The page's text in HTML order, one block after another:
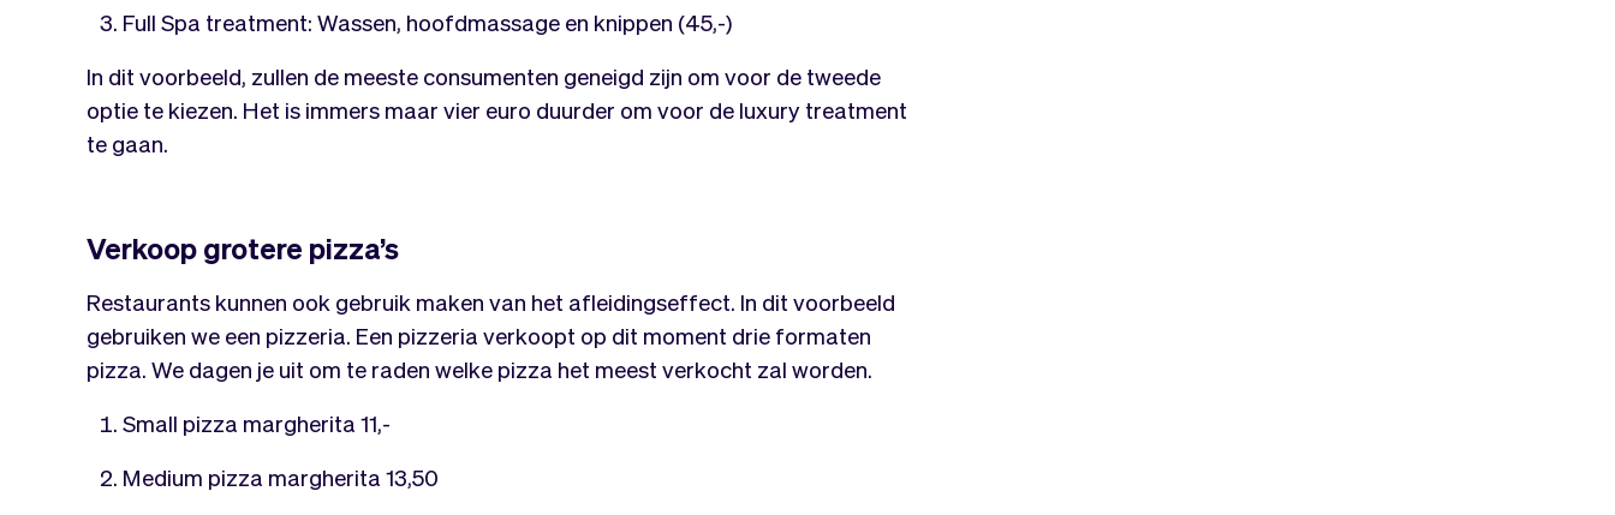
Full Spa treatment: Wassen, hoofdmassage en knippen (45,-)
In dit voorbeeld, zullen de meeste consumenten geneigd zijn om voor de tweede
optie te kiezen. Het is immers maar vier euro duurder om voor de luxury treatment
te gaan.
Verkoop grotere pizza’s
Restaurants kunnen ook gebruik maken van het afleidingseffect. In dit voorbeeld
gebruiken we een pizzeria. Een pizzeria verkoopt op dit moment drie formaten
pizza. We dagen je uit om te raden welke pizza het meest verkocht zal worden.
Small pizza margherita 11,-
Medium pizza margherita 13,50